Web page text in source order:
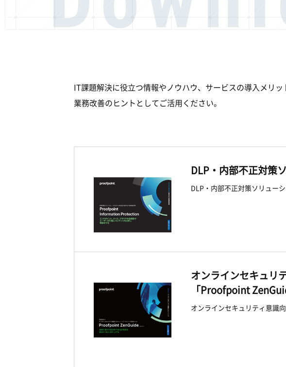
IT課題解決に役立つ情報やノウハウ、サービスの導入メリッ
業務改善のヒントとしてご活用ください。
DLP・内部不正対策
DLP・内部不正対策ソリュー
オンラインセキュリ
「Proofpoint
オンラインセキュリティ意識